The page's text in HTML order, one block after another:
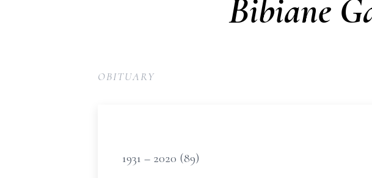
Bibiane
OBITUARY
1931 – 2020 (89)